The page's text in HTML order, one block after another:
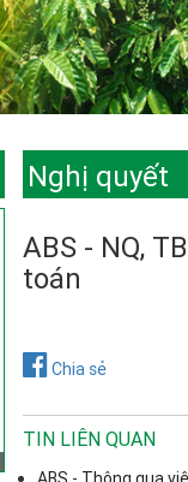
Nghị quyết
ABS - NQ,
toán
Chia sẻ
TIN LIÊN QUAN